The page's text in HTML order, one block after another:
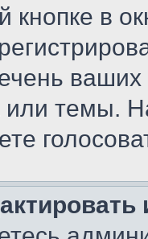
кнопке в
ваших
темы.